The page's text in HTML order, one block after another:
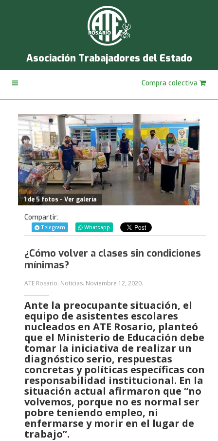
Asociación Trabajadores del Estado
Compra colectiva
1 de 5 fotos - Ver galería
Compartir:
Telegram Whatsapp
¿Cómo volver a clases sin condiciones
mínimas?
ATE Rosario. Noticias. Noviembre 12, 2020.
Ante la preocupante situación, el
equipo de asistentes escolares
nucleados en ATE Rosario, planteó
que el Ministerio de Educación debe
tomar la iniciativa de realizar un
diagnóstico serio, respuestas
concretas y políticas específicas con
responsabilidad institucional. En la
situación actual afirmaron que “no
volvemos, porque no es normal ser
pobre teniendo empleo, ni
enfermarse y morir en el lugar de
trabajo”.